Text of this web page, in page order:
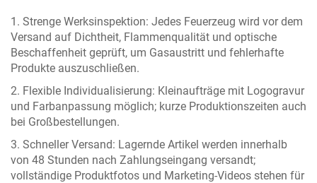
1. Strenge Werksinspektion: Jedes Feuerzeug wird vor dem
Versand auf Dichtheit, Flammenqualität und optische
Beschaffenheit geprüft, um Gasaustritt und fehlerhafte
Produkte auszuschließen.
2. Flexible Individualisierung: Kleinaufträge mit Logogravur
und Farbanpassung möglich; kurze Produktionszeiten auch
bei Großbestellungen.
3. Schneller Versand: Lagernde Artikel werden innerhalb
von 48 Stunden nach Zahlungseingang versandt;
vollständige Produktfotos und Marketing-Videos stehen für